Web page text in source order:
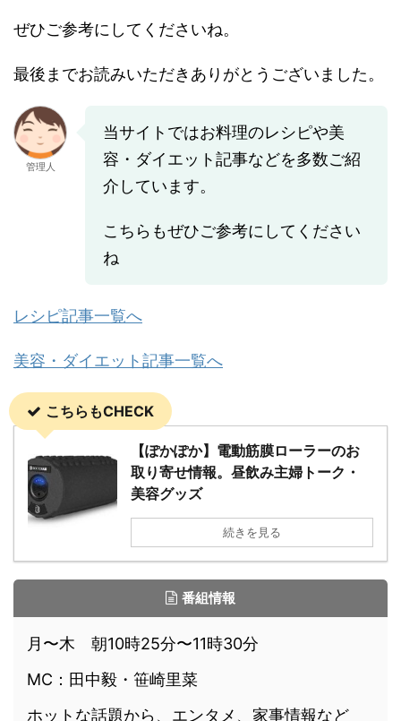
ぜひご参考にしてくださいね。
最後までお読みいただきありがとうございました。
管理人
当サイトではお料理のレシピや美
容・ダイエット記事などを多数ご紹
介しています。
こちらもぜひご参考にしてください
ね
レシピ記事一覧へ
美容・ダイエット記事一覧へ
こちらもCHECK
【ぽかぽか】電動筋膜ローラーのお
取り寄せ情報。昼飲み主婦トーク・
美容グッズ
続きを見る
番組情報
月〜木 朝10時25分〜11時30分
MC：田中毅・笹崎里菜
ホットな話題から、エンタメ、家事情報など